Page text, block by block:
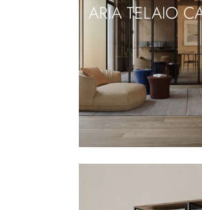
ARIA TELAIO